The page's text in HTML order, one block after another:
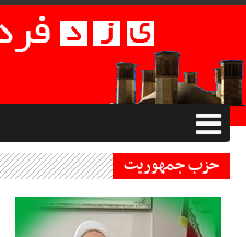
حزب جمهوریت